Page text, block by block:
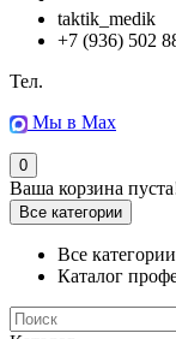
taktik_medik
+7 (936) 502
Тел.
Мы в Max
0
Ваша корзина
Все категории
Все категории
Каталог